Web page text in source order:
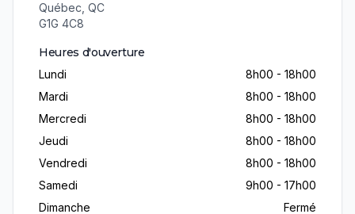
Québec QC
G1G 4C8
Heures d'ouverture
Lundi
8h00 - 18h00
Mardi
8h00 - 18h00
Mercredi
8h00 - 18h00
Jeudi
8h00 - 18h00
Vendredi
8h00 - 18h00
Samedi
9h00 - 17h00
Dimanche
Fermé